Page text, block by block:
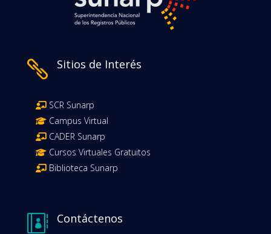
 Sitios de Interés
SCR Sunarp
Campus Virtual
CADER Sunarp
Cursos Virtuales Gratuitos
Biblioteca Sunarp
 Contáctenos